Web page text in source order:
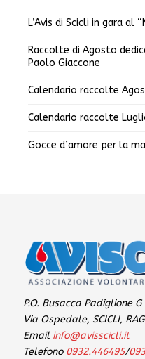
L’Avis di Scicli in gara al
Raccolte di Agosto
Paolo Giaccone
Calendario raccolte
Calendario raccolte
Gocce d’amore per la
P.O. Busacca Padiglione G
Via Ospedale, SCICLI,
Email info@avisscicli.it
Telefono 0932.446495/